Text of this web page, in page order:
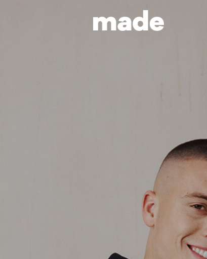
made in
Chatbots und lange
dein Anliegen persönliche
und Textildruckerei